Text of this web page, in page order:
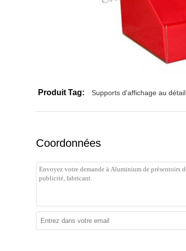
Produit Tag: Supports d'affichage au détail
Coordonnées